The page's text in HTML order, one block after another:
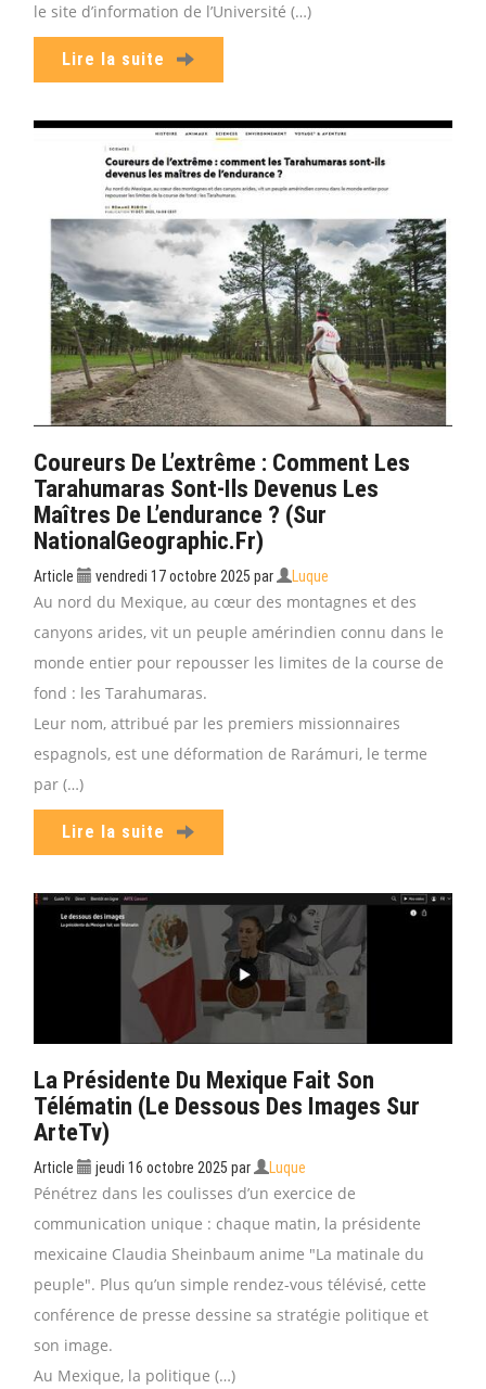
le site d’information de l’Université (…)
Lire la suite
Coureurs De L’extrême : Comment Les
Tarahumaras Sont-Ils Devenus Les
Maîtres De L’endurance ? (sur
NationalGeographic.fr)
Article vendredi 17 octobre 2025 par Luque
Au nord du Mexique, au cœur des montagnes et des
canyons arides, vit un peuple amérindien connu dans le
monde entier pour repousser les limites de la course de
fond : les Tarahumaras.
Leur nom, attribué par les premiers missionnaires
espagnols, est une déformation de Rarámuri, le terme
par (…)
Lire la suite
La Présidente Du Mexique Fait Son
Télématin (Le Dessous Des Images Sur
ArteTv)
Article jeudi 16 octobre 2025 par Luque
Pénétrez dans les coulisses d’un exercice de
communication unique : chaque matin, la présidente
mexicaine Claudia Sheinbaum anime "La matinale du
peuple". Plus qu’un simple rendez-vous télévisé, cette
conférence de presse dessine sa stratégie politique et
son image.
Au Mexique, la politique (…)